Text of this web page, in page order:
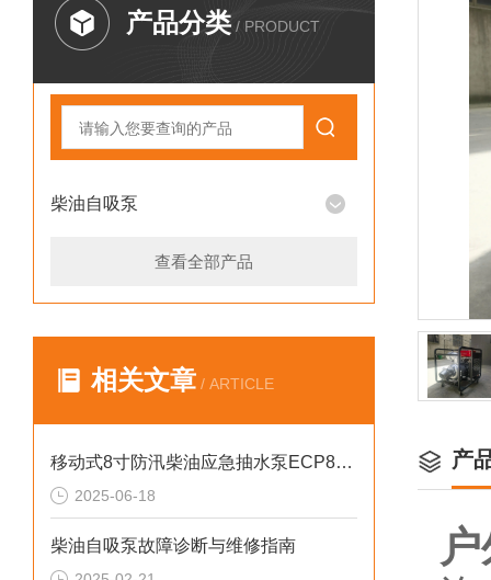
产品分类 / PRODUCT
柴油自吸泵
查看全部产品
相关文章 / ARTICLE
移动式8寸防汛柴油应急抽水泵ECP80ME
2025-06-18
柴油自吸泵故障诊断与维修指南
产